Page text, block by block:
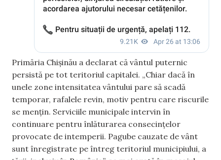
Primăria Chișinău a declarat că vântul puternic
persistă pe tot teritoriul capitalei. „Chiar dacă în
unele zone intensitatea vântului pare să scadă
temporar, rafalele revin, motiv pentru care riscurile
se mențin. Serviciile municipale intervin în
continuare pentru înlăturarea consecințelor
provocate de intemperii. Pagube cauzate de vânt
sunt înregistrate pe întreg teritoriul municipiului, a